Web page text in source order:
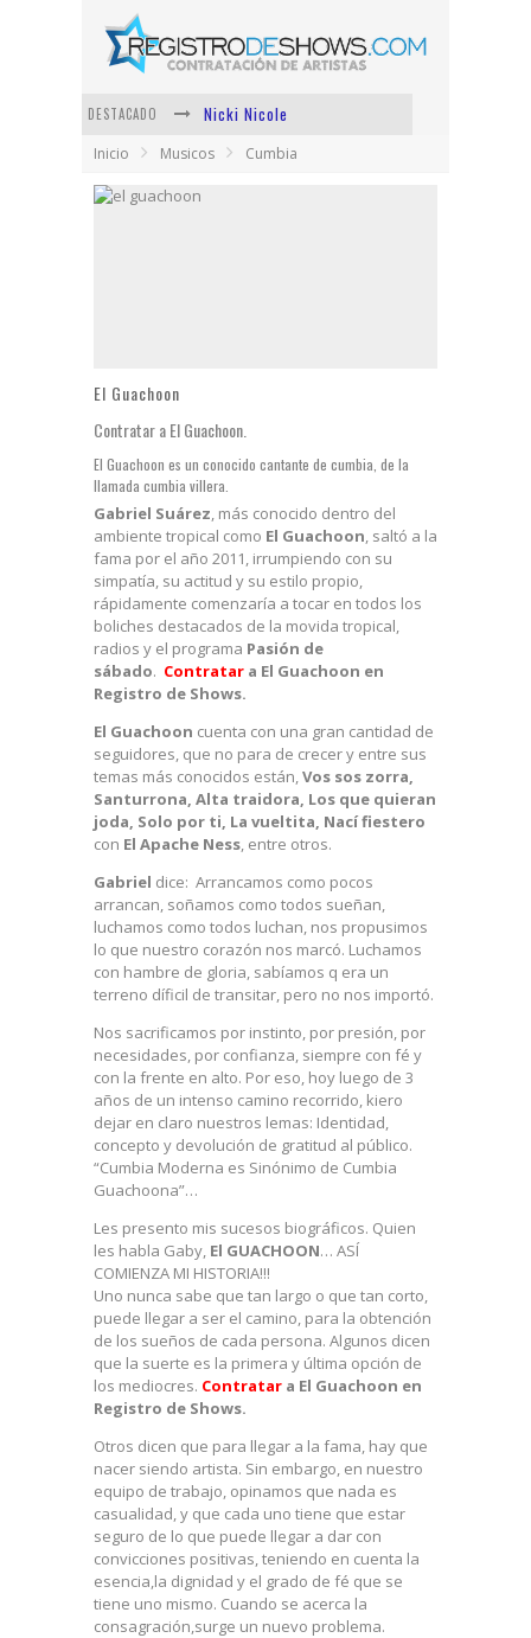
DESTACADO
Nicki Nicole
Duki
Inicio Musicos Cumbia
El Guachoon
Contratar a El Guachoon.
El Guachoon es un conocido cantante de cumbia, de la
llamada cumbia villera.
Gabriel Suárez , más conocido dentro del
ambiente tropical como El Guachoon , saltó a la
fama por el año 2011, irrumpiendo con su
simpatía, su actitud y su estilo propio,
rápidamente comenzaría a tocar en todos los
boliches destacados de la movida tropical,
radios y el programa Pasión de
sábado. Contratar a El Guachoon en
Registro de Shows.
El Guachoon cuenta con una gran cantidad de
seguidores, que no para de crecer y entre sus
temas más conocidos están, Vos sos zorra,
Santurrona, Alta traidora, Los que quieran
joda, Solo por ti, La vueltita, Nací fiestero
con El Apache Ness , entre otros.
Gabriel dice: Arrancamos como pocos
arrancan, soñamos como todos sueñan,
luchamos como todos luchan, nos propusimos
lo que nuestro corazón nos marcó. Luchamos
con hambre de gloria, sabíamos q era un
terreno díficil de transitar, pero no nos importó.
Nos sacrificamos por instinto, por presión, por
necesidades, por confianza, siempre con fé y
con la frente en alto. Por eso, hoy luego de 3
años de un intenso camino recorrido, kiero
dejar en claro nuestros lemas: Identidad,
concepto y devolución de gratitud al público.
“Cumbia Moderna es Sinónimo de Cumbia
Guachoona”…
Les presento mis sucesos biográficos. Quien
les habla Gaby, El GUACHOON… ASÍ
COMIENZA MI HISTORIA!!!
Uno nunca sabe que tan largo o que tan corto,
puede llegar a ser el camino, para la obtención
de los sueños de cada persona. Algunos dicen
que la suerte es la primera y última opción de
los mediocres. Contratar a El Guachoon en
Registro de Shows.
Otros dicen que para llegar a la fama, hay que
nacer siendo artista. Sin embargo, en nuestro
equipo de trabajo, opinamos que nada es
casualidad, y que cada uno tiene que estar
seguro de lo que puede llegar a dar con
convicciones positivas, teniendo en cuenta la
esencia,la dignidad y el grado de fé que se
tiene uno mismo. Cuando se acerca la
consagración,surge un nuevo problema.